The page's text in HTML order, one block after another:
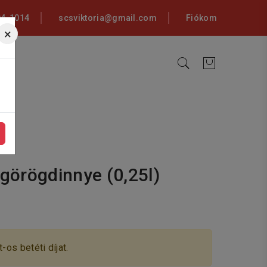
×
1014 scsviktoria@gmail.com Fiókom
(0,25l)
os betéti díjat.